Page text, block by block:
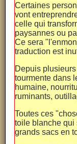
Certaines
vont
celle qui
paysannes ou
Ce sera
traduction est
Depuis
tourmente dans
humaine,
ruminants,
Toutes ces
toile blanche qui
grands sacs en